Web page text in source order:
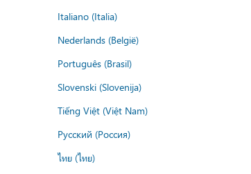
Italiano (Italia)
Nederlands (België)
Português (Brasil)
Slovenski (Slovenija)
Tiếng Việt (Việt Nam)
Русский (Россия)
ไทย (ไทย)